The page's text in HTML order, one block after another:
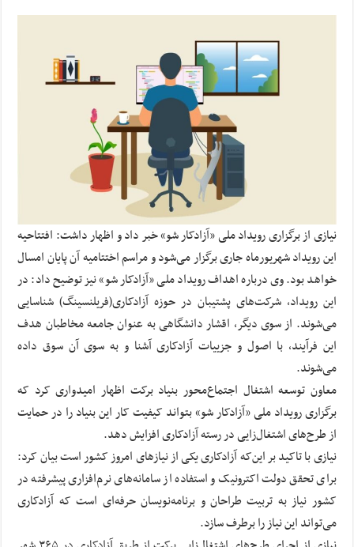
نیازی از برگزاری رویداد ملی «آزادکار شو» خبر داد و اظهار داشت: افتتاحیه
این رویداد شهریورماه جاری برگزار می‌شود و مراسم اختتامیه آن پایان امسال
خواهد بود. وی درباره اهداف رویداد ملی «آزادکار شو» نیز توضیح داد: در
این رویداد، شرکت‌های پشتیبان در حوزه آزادکاری(فریلنسینگ) شناسایی
می‌شوند. از سوی دیگر، اقشار دانشگاهی به عنوان جامعه مخاطبان هدف
این فرآیند، با اصول و جزییات آزادکاری آشنا و به سوی آن سوق داده
می‌شوند.
معاون توسعه اشتغال اجتماع‌محور بنیاد برکت اظهار امیدواری کرد که
برگزاری رویداد ملی «آزادکار شو» بتواند کیفیت کار این بنیاد را در حمایت
از طرح‌های اشتغال‌زایی در رسته آزادکاری افزایش دهد.
نیازی با تاکید بر این‌که آزادکاری یکی از نیازهای امروز کشور است بیان کرد:
برای تحقق دولت اکترونیک و استفاده از سامانه‌های نرم‌افزاری پیشرفته در
کشور نیاز به تربیت طراحان و برنامه‌نویسان حرفه‌ای است که آزادکاری
می‌تواند این نیاز را برطرف سازد.